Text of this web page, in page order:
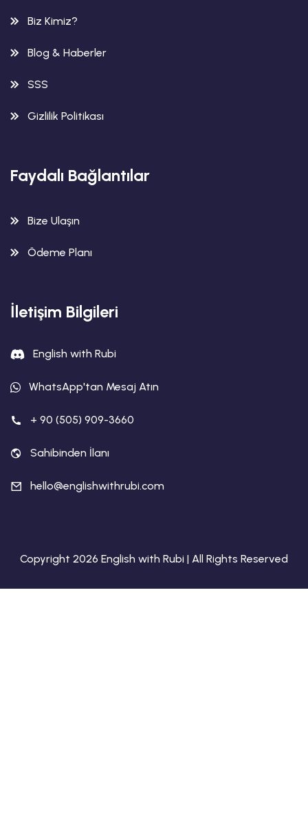
Biz Kimiz?
Blog & Haberler
SSS
Gizlilik Politikası
Faydalı Bağlantılar
Bize Ulaşın
Ödeme Planı
İletişim Bilgileri
English with Rubi
WhatsApp'tan Mesaj Atın
+ 90 (505) 909-3660
Sahibinden İlanı
hello@englishwithrubi.com
Copyright 2026 English with Rubi | All Rights Reserved